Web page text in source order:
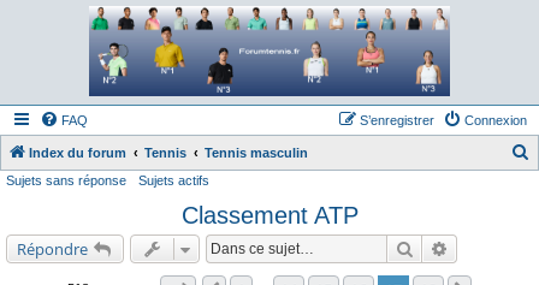
Forum tennis
Le forum des passionnés de tennis
FAQ Connexion
S’enregistrer
Index du forum Tennis Tennis masculin
Sujets sans réponse Sujets actifs
Classement ATP
Répondre Rechercher